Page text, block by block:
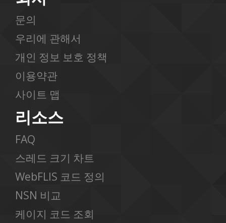
문의
우리에 관해서
개인 정보 보호 정책
이용약관
사이트 맵
리소스
FAQ
스레드 크기 차트
WebFLIS 코드 정의
NSN 비교
케이지 코드 조회